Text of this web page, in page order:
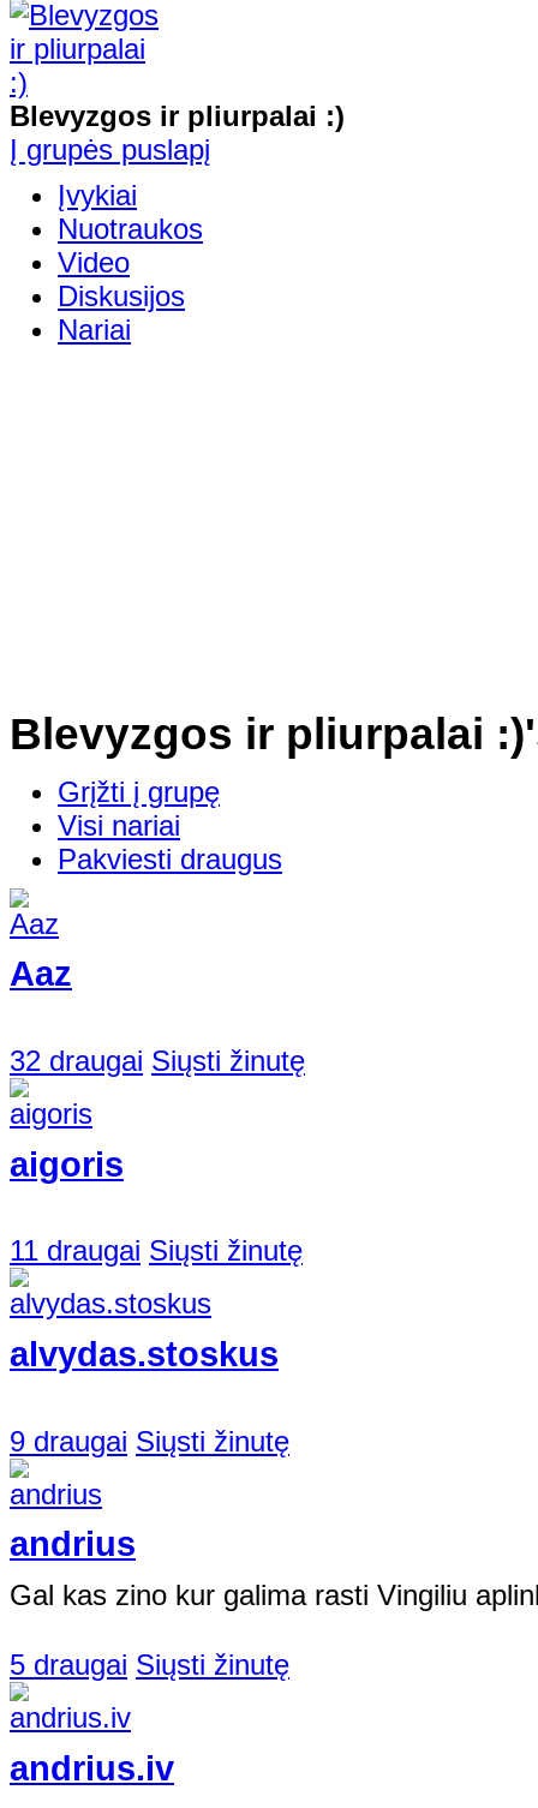
Blevyzgos ir pliurpalai :)
Į grupės puslapį
Įvykiai
Nuotraukos
Video
Diskusijos
Nariai
Blevyzgos ir pliurpalai
Grįžti į grupę
Visi nariai
Pakviesti draugus
Aaz
32 draugai Siųsti žinutę
aigoris
11 draugai Siųsti žinutę
alvydas.stoskus
9 draugai Siųsti žinutę
andrius
Gal kas zino kur galima rasti Vingiliu
5 draugai Siųsti žinutę
andrius.iv